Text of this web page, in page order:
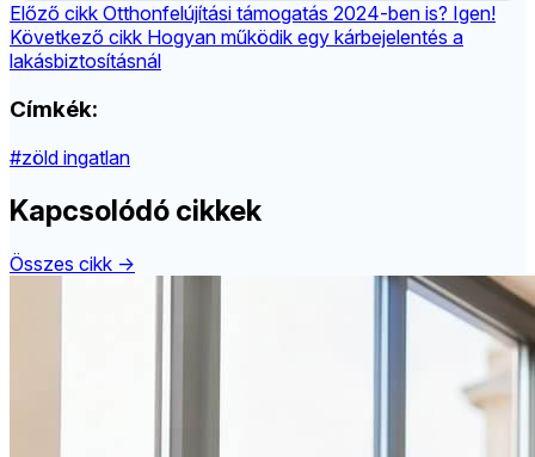
Előző cikk Otthonfelújítási támogatás 2024-ben is? Igen!
Következő cikk Hogyan működik egy kárbejelentés a
lakásbiztosításnál
Címkék:
#zöld ingatlan
Kapcsolódó cikkek
Összes cikk →